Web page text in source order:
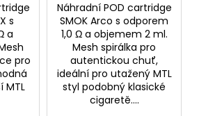
s
a
pro
MTL
Náhradní POD cartridge
SMOK Arco s odporem
1,0 Ω a objemem 2 ml.
Mesh spirálka pro
autentickou chuť,
ideální pro utažený MTL
styl podobný klasické
cigaretě....